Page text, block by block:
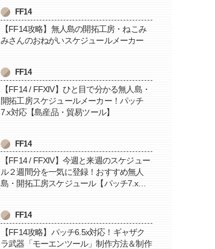
FF14
【FF14攻略】無人島の開拓工房・ねこみ
みさんのおねがいスケジュールメーカー
FF14
【FF14 / FFXIV】ひと目で分かる無人島・
開拓工房スケジュールメーカー！パッチ
7.x対応【島産品・貿易ツール】
FF14
【FF14 / FFXIV】今週と来週のスケジュー
ル２週間分を一気に登録！おすすめ無人
島・開拓工房スケジュール【パッチ7.x対
FF14
【FF14攻略】パッチ6.5x対応！ギャザク
ラ武器「モーエンツール」制作方法＆制作